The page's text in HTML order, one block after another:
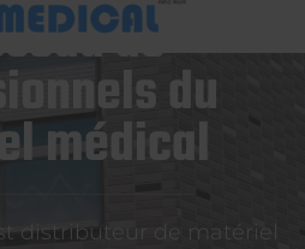
de
du
médical
distributeur de matériel